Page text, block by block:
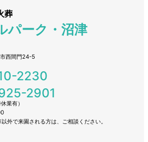
葬
パーク・沼津
西間門24-5
2230
2901
業有）
外で来園される方は、ご相談ください。